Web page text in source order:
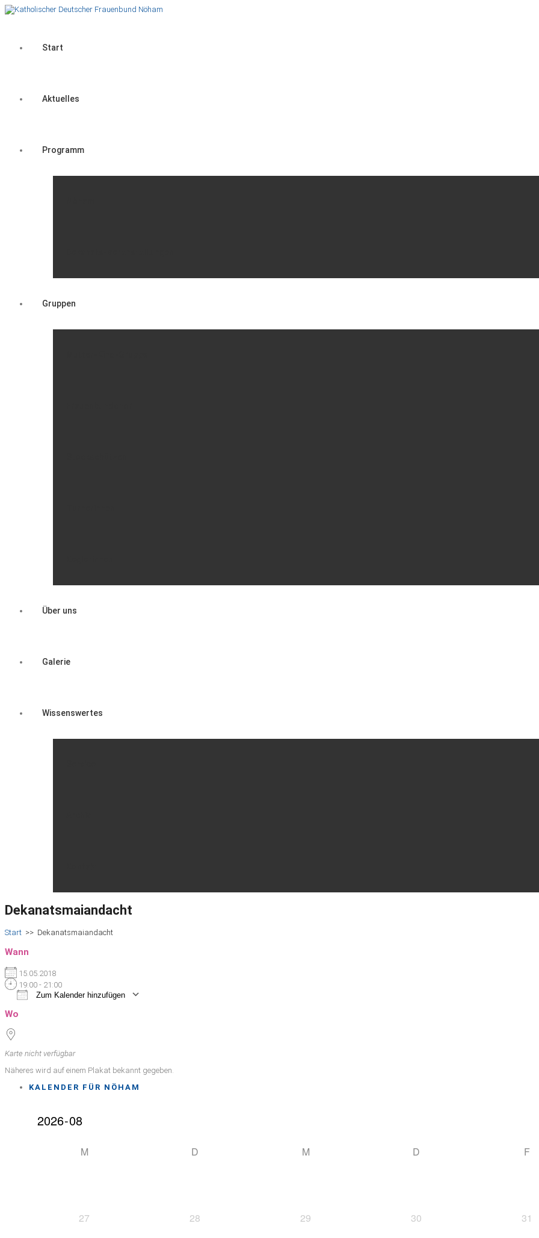
Start
Aktuelles
Programm
Gruppen
Über uns
Galerie
Wissenswertes
Dekanatsmaiandacht
Start >> Dekanatsmaiandacht
Wann
15.05.2018
19:00 - 21:00
Zum Kalender hinzufügen
Wo
Karte nicht verfügbar
Näheres wird auf einem Plakat bekannt gegeben.
KALENDER FÜR NÖHAM
M D M D F
27 28 29 30 31